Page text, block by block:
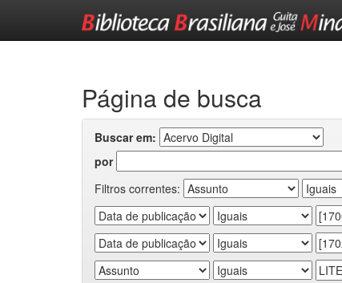
Página de busca
Buscar em:
por
Filtros correntes: